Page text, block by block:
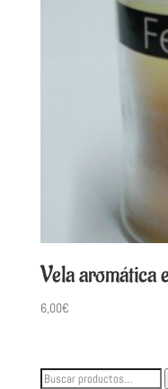
Vela aromática
6,00€
Buscar